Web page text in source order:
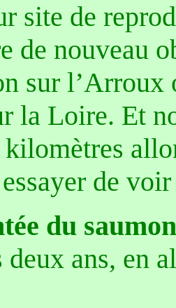
site de
de nouveau
sur l’Arroux
la Loire. Et
de
du saumon
ans, en